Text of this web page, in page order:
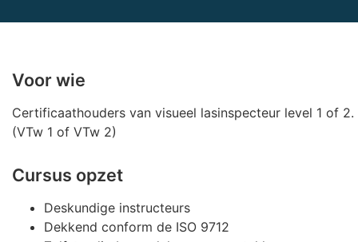
Voor wie
Certificaathouders van visueel lasinspecteur level 1 of 2.
(VTw 1 of VTw 2)
Cursus opzet
Deskundige instructeurs
Dekkend conform de ISO 9712